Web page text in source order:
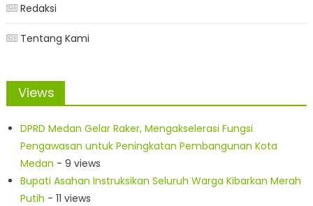
Redaksi
Tentang Kami
Views
DPRD Medan Gelar Raker, Mengakselerasi Fungsi
Pengawasan untuk Peningkatan Pembangunan Kota
Medan - 9 views
Bupati Asahan Instruksikan Seluruh Warga Kibarkan Merah
Putih - 11 views